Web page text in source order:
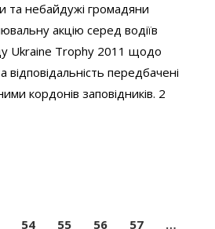
та небайдужі громадяни
акцію серед водіїв
Ukraine Trophy 2011 щодо
відповідальність передбачені
кордонів заповідників. 2
54 55 56 57
…